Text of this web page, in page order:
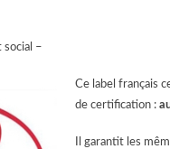
social –
Ce label français
de certification :
Il garantit les